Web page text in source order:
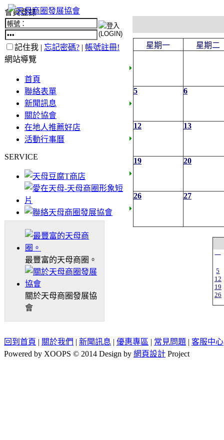
會員登錄
記住我 | 忘記密碼? | 帳號註冊!
網站導覽
首頁
聯絡表單
新聞訊息
關於協會
在地人推薦好店
活動行事曆
SERVICE
最豐富的天母商圈。
關於天母商圈發展協
會
星期一 星期二
5 6
12 13
19 20
26 27
一
5
12
19
26
回到首頁 | 關於我們 | 新聞訊息 | 優惠專區 | 常見問題 | 客服中心
Powered by XOOPS © 2014 Design by 網頁設計 Project